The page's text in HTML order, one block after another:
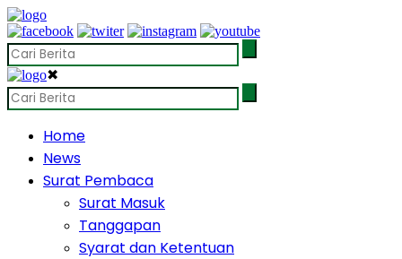
✖
Home
News
Surat Pembaca
Surat Masuk
Tanggapan
Syarat dan Ketentuan